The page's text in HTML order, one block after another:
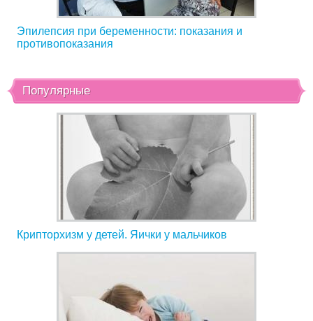
Эпилепсия при беременности: показания и
противопоказания
Популярные
Крипторхизм у детей. Яички у мальчиков